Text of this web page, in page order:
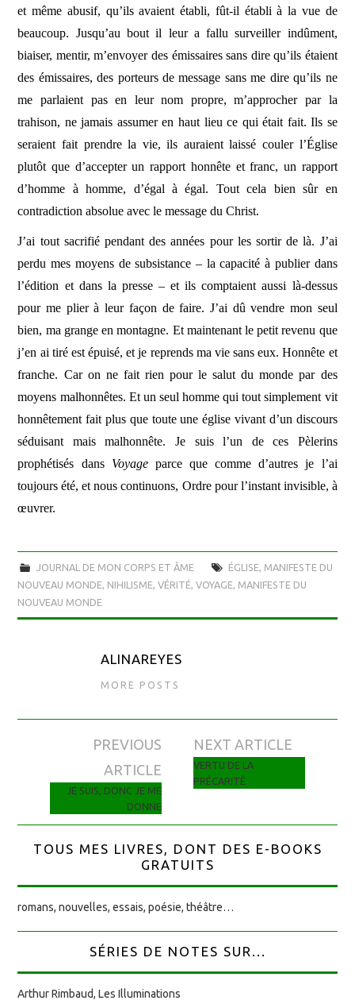
et même abusif, qu’ils avaient établi, fût-il établi à la vue de
beaucoup. Jusqu’au bout il leur a fallu surveiller indûment,
biaiser, mentir, m’envoyer des émissaires sans dire qu’ils étaient
des émissaires, des porteurs de message sans me dire qu’ils ne
me parlaient pas en leur nom propre, m’approcher par la
trahison, ne jamais assumer en haut lieu ce qui était fait. Ils se
seraient fait prendre la vie, ils auraient laissé couler l’Église
plutôt que d’accepter un rapport honnête et franc, un rapport
d’homme à homme, d’égal à égal. Tout cela bien sûr en
contradiction absolue avec le message du Christ.
J’ai tout sacrifié pendant des années pour les sortir de là. J’ai
perdu mes moyens de subsistance – la capacité à publier dans
l’édition et dans la presse – et ils comptaient aussi là-dessus
pour me plier à leur façon de faire. J’ai dû vendre mon seul
bien, ma grange en montagne. Et maintenant le petit revenu que
j’en ai tiré est épuisé, et je reprends ma vie sans eux. Honnête et
franche. Car on ne fait rien pour le salut du monde par des
moyens malhonnêtes. Et un seul homme qui tout simplement vit
honnêtement fait plus que toute une église vivant d’un discours
séduisant mais malhonnête. Je suis l’un de ces Pèlerins
prophétisés dans Voyageparce que comme d’autres je l’ai
toujours été, et nous continuons, Ordre pour l’instant invisible, à
œuvrer.
JOURNAL DE MON CORPS ET ÂME ÉGLISE MANIFESTE DU
NOUVEAU MONDE NIHILISME ,VÉRITÉ ,VOYAGE, MANIFESTE DU
NOUVEAU MONDE
ALINAREYES
MORE POSTS
Navigation des articles
PREVIOUS
ARTICLE
JE SUIS, DONC JE ME
DONNE
NEXT ARTICLE
VERTU DE LA
PRÉCARITÉ
TOUS MES LIVRES, DONT DES E-BOOKS
GRATUITS
romans, nouvelles, essais, poésie, théâtre…
SÉRIES DE NOTES SUR...
Arthur Rimbaud, Les Illuminations